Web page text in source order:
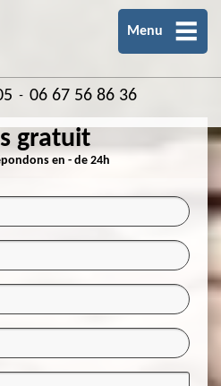
Menu
- 06 67 56 86 36
gratuit
en - de 24h